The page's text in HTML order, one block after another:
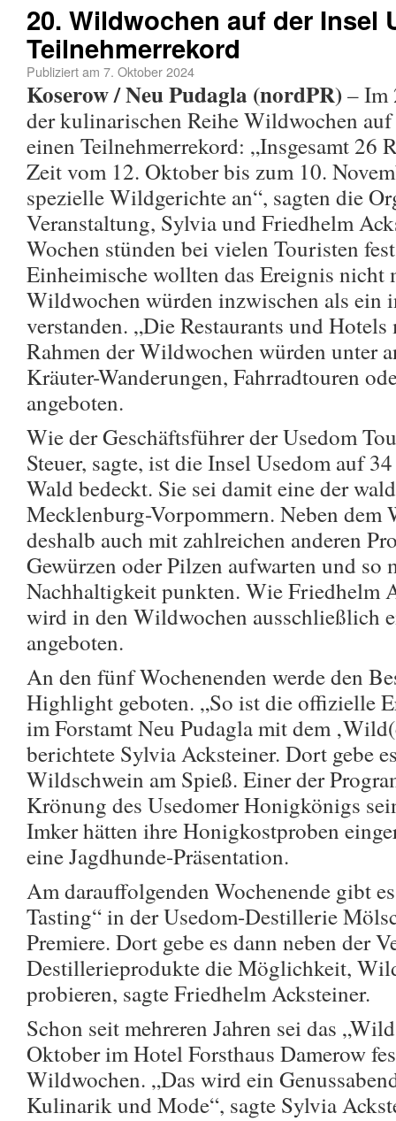
20. Wildwochen auf der Insel
Teilnehmerrekord
Publiziert am 7. Oktober 2024
Koserow / Neu Pudagla (nordPR)– Im
der kulinarischen Reihe Wildwochen
einen Teilnehmerrekord: „Insgesamt 26
Zeit vom 12. Oktober bis zum 10.
spezielle Wildgerichte an“, sagten die
Veranstaltung, Sylvia und Friedhelm
Wochen stünden bei vielen Touristen
Einheimische wollten das Ereignis nicht
Wildwochen würden inzwischen als ein
verstanden. „Die Restaurants und
Rahmen der Wildwochen würden unter
Kräuter-Wanderungen, Fahrradtouren
angeboten.
Wie der Geschäftsführer der Usedom
Steuer, sagte, ist die Insel Usedom auf
Wald bedeckt. Sie sei damit eine der
Mecklenburg-Vorpommern. Neben dem
deshalb auch mit zahlreichen anderen
Gewürzen oder Pilzen aufwarten und so
Nachhaltigkeit punkten. Wie Friedhelm
wird in den Wildwochen ausschließlich
angeboten.
An den fünf Wochenenden werde den
Highlight geboten. „So ist die offizielle
im Forstamt Neu Pudagla mit dem
berichtete Sylvia Acksteiner. Dort gebe
Wildschwein am Spieß. Einer der
Krönung des Usedomer Honigkönigs
Imker hätten ihre Honigkostproben
eine Jagdhunde-Präsentation.
Am darauffolgenden Wochenende gibt
Tasting“ in der Usedom-Destillerie
Premiere. Dort gebe es dann neben der
Destillerieprodukte die Möglichkeit,
probieren, sagte Friedhelm Acksteiner.
Schon seit mehreren Jahren sei das
Oktober im Hotel Forsthaus Damerow
Wildwochen. „Das wird ein
Kulinarik und Mode“, sagte Sylvia